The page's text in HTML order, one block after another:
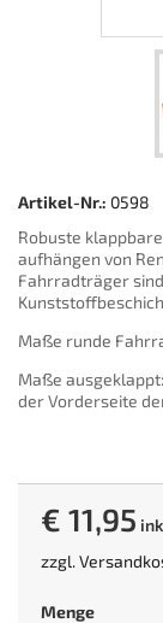
Artikel-Nr.: 0598
Robuste
aufhängen von
Fahrradträger
Maße runde
Maße
der Vorderseite
€ 11,95
zzgl.
Menge